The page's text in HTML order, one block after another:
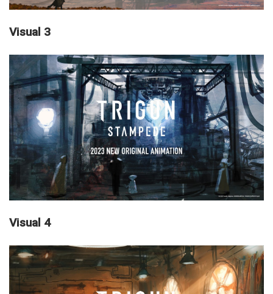
Visual 3
Visual 4